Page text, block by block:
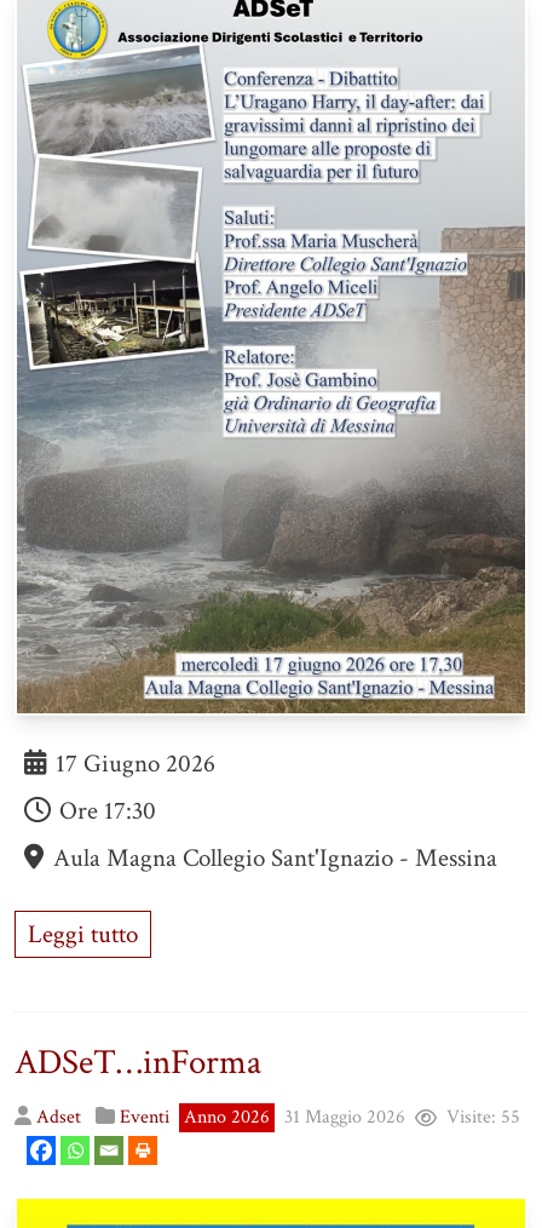
17 Giugno 2026
Ore 17:30
Aula Magna Collegio Sant'Ignazio - Messina
Leggi tutto
ADSeT…inForma
Adset Eventi Anno 2026 31 Maggio 2026 Visite: 55